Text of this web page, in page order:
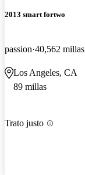
2013 smart fortwo
passion 40,562 millas
Los Angeles, CA
89 millas
Trato justo